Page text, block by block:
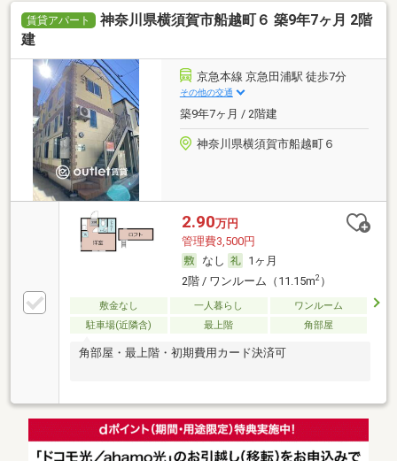
賃貸アパート
神奈川県横須賀市船越町６ 築9年7ヶ月 2階
建
京急本線 京急田浦駅 徒歩7分
その他の交通
築9年7ヶ月 / 2階建
神奈川県横須賀市船越町６
2.90万円
管理費3,500円
なし
1ヶ月
2階 / ワンルーム（11.15m2）
敷金なし 一人暮らし
ワンルーム
駐車場(近隣含)
最上階 角部屋
角部屋・最上階・初期費用カード決済可